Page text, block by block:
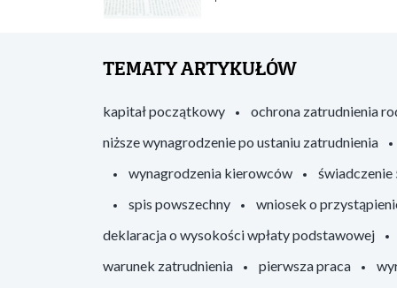
TEMATY ARTYKUŁÓW
kapitał początkowy
ochrona zatrudnienia
niższe wynagrodzenie po ustaniu zatrudnienia
wynagrodzenia kierowców
świadczenie
spis powszechny
wniosek o
deklaracja o wysokości wpłaty podstawowej
warunek zatrudnienia
pierwsza praca